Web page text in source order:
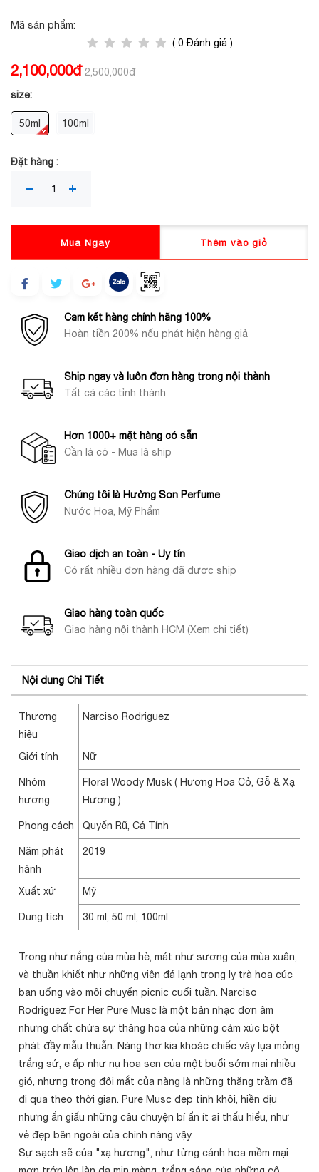
Mã sản phẩm:
( 0 Đánh giá )
2,100,000đ 2,500,000đ
size:
50ml 100ml
Đặt hàng :
Mua Ngay Thêm vào giỏ
Cam kết hàng chính hãng 100%
Hoàn tiền 200% nếu phát hiện hàng giả
Ship ngay và luôn đơn hàng trong nội thành
Tất cả các tỉnh thành
Hơn 1000+ mặt hàng có sẵn
Cần là có - Mua là ship
Chúng tôi là Hường Son Perfume
Nước Hoa, Mỹ Phẩm
Giao dịch an toàn - Uy tín
Có rất nhiều đơn hàng đã được ship
Giao hàng toàn quốc
Giao hàng nội thành HCM (Xem chi tiết)
Nội dung Chi Tiết
Thương
hiệu
Narciso Rodriguez
Giới tính Nữ
Nhóm
hương
Floral Woody Musk ( Hương Hoa Cỏ, Gỗ & Xạ
Hương )
Phong cách Quyến Rũ, Cá Tính
Năm phát
hành
2019
Xuất xứ Mỹ
Dung tích 30 ml, 50 ml, 100ml
Trong như nắng của mùa hè, mát như sương của mùa xuân,
và thuần khiết như những viên đá lạnh trong ly trà hoa cúc
bạn uống vào mỗi chuyến picnic cuối tuần. Narciso
Rodriguez For Her Pure Musc là một bản nhạc đơn âm
nhưng chất chứa sự thăng hoa của những cảm xúc bột
phát đầy mẫu thuẫn. Nàng thơ kia khoác chiếc váy lụa mỏng
trắng sứ, e ấp như nụ hoa sen của một buổi sớm mai nhiều
gió, nhưng trong đôi mắt của nàng là những thăng trầm đã
đi qua theo thời gian. Pure Musc đẹp tinh khôi, hiền dịu
nhưng ẩn giấu những câu chuyện bí ẩn ít ai thấu hiểu, như
vẻ đẹp bên ngoài của chính nàng vậy.
Sự sạch sẽ của "xạ hương", như từng cánh hoa mềm mại